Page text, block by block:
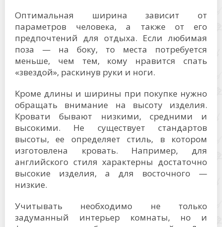
Оптимальная ширина зависит от
параметров человека, а также от его
предпочтений для отдыха. Если любимая
поза — на боку, то места потребуется
меньше, чем тем, кому нравится спать
«звездой», раскинув руки и ноги.
Кроме длины и ширины при покупке нужно
обращать внимание на высоту изделия.
Кровати бывают низкими, средними и
высокими. Не существует стандартов
высоты, ее определяет стиль, в котором
изготовлена кровать. Например, для
английского стиля характерны достаточно
высокие изделия, а для восточного —
низкие.
Учитывать необходимо не только
задуманный интерьер комнаты, но и